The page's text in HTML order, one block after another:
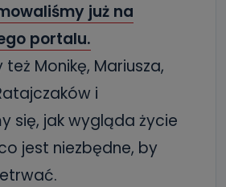
już na
portalu.
Monikę, Mariusza,
i
się, jak wygląda życie
jest niezbędne, by